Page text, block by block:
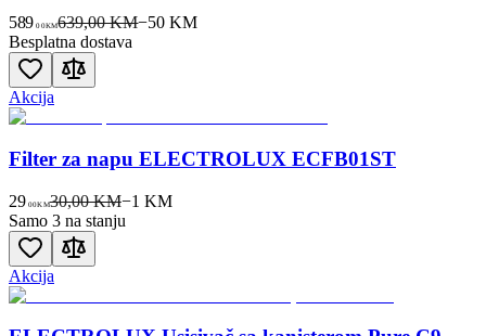
589 00KM639,00 KM−50 KM
Besplatna dostava
Akcija
Filter za napu ELECTROLUX ECFB01ST
29 00KM30,00 KM−1 KM
Samo 3 na stanju
Akcija